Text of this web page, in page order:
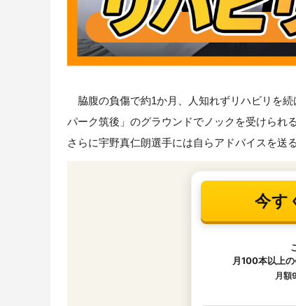
脇腹の負傷で約1か月、人知れずリハビリを
パーク筑後」のグラウンドでノックを受けられ
さらに宇野真仁朗選手には自らアドバイスを送